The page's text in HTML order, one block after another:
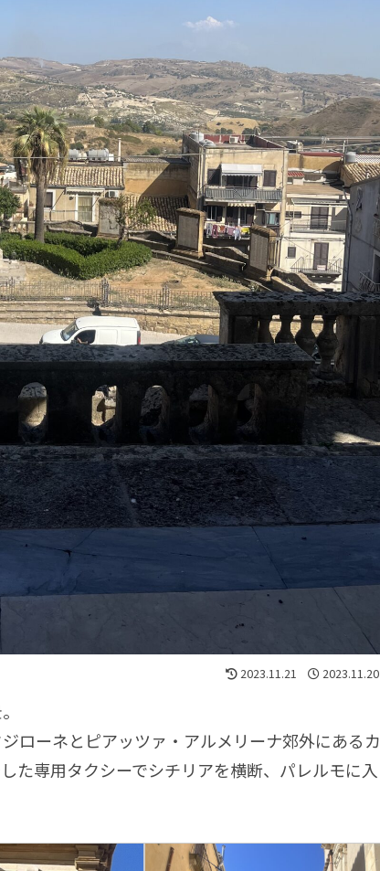
2023.11.21 2023.11.20
ローネとピアッツァ・アルメリーナ郊外にあるカ
た専用タクシーでシチリアを横断、パレルモに入